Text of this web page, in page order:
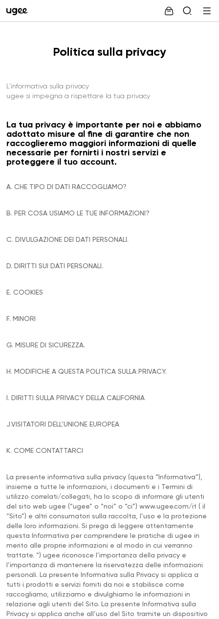
Politica sulla privacy
L’informativa sulla privacy
ugee si impegna a rispettare la tua privacy
La tua privacy è importante per noi e abbiamo
adottato misure al fine di garantire che non
raccoglieremo maggiori informazioni di quelle
necessarie per fornirti i nostri servizi e
proteggere il tuo account.
A. CHE TIPO DI DATI RACCOGLIAMO?
B. PER COSA USIAMO LE TUE INFORMAZIONI?
C. DIVULGAZIONE DEI DATI PERSONALI.
D. DIRITTI SUI DATI PERSONALI.
E. COOKIES
F. MINORI
G. MISURE DI SICUREZZA.
H. MODIFICHE A QUESTA POLITICA SULLA PRIVACY.
I. DIRITTI SULLA PRIVACY DELLA CALIFORNIA
J.VISITATORI DELL’UNIONE EUROPEA
K. COME CONTATTARCI
La presente informativa sulla privacy (questa “Informativa”),
insieme a tutte le informazioni, i documenti e i Termini di
utilizzo correlati/collegati, ha lo scopo di informare gli utenti
del sito web ugee (“ugee” o “noi” o “ci”) www.ugee.com/it ( il
“Sito”) e altri consumatori sulla raccolta, l’uso e la protezione
delle loro informazioni. Si prega di leggere attentamente
questa Informativa per comprendere le pratiche di ugee in
merito alle proprie informazioni e al modo in cui verranno
trattate. “) ugee riconosce l’importanza della privacy e
l’importanza di mantenere la riservatezza delle informazioni
personali. La presente Informativa sulla Privacy si applica a
tutti i prodotti e servizi forniti da noi e stabilisce come
raccogliamo, utilizziamo e divulghiamo le informazioni in
relazione agli utenti del Sito. La presente Informativa sulla
Privacy si applica anche all’uso del Sito tramite un dispositivo